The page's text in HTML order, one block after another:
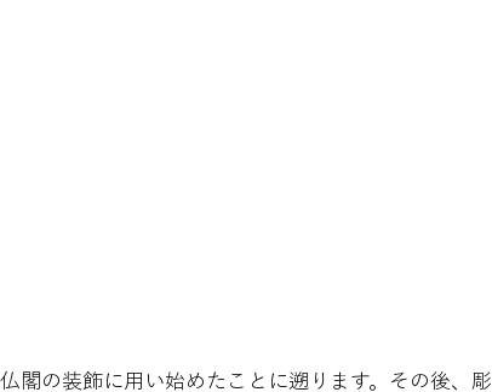
閣の装飾に用い始めたことに遡ります。その後、彫